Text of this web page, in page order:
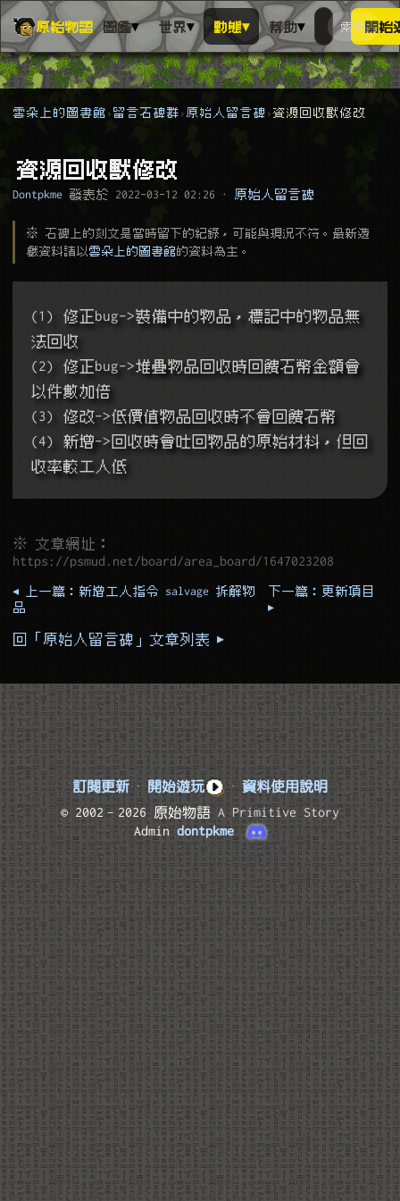
原始物語 圖鑑▾ 世界▾ 動態▾ 幫助▾
搜尋萬物
搜人物、
索引開始
雲朵上的圖書館 留言石碑群 原始人留言碑 資源回收獸修改
資源回收獸修改
Dontpkme 發表於 2022-03-12 02:26 · 原始人留言碑
※ 石碑上的刻文是當時留下的紀錄，可能與現況不符。最新遊
戲資料請以 雲朵上的圖書館的資料為主。
(1) 修正bug->裝備中的物品，標記中的物品無
法回收
(2) 修正bug->堆疊物品回收時回饋石幣金額會
以件數加倍
(3) 修改->低價值物品回收時不會回饋石幣
(4) 新增->回收時會吐回物品的原始材料，但回
收率較工人低
※ 文章網址：
https://psmud.net/board/area_board/1647023208
◂ 上一篇：新增工人指令 salvage 拆解物
品
下一篇：更新項目
▸
回「原始人留言碑」文章列表 ▸
訂閱更新 · 開始遊玩 · 資料使用說明
© 2002–2026 原始物語 A Primitive Story
Admin dontpkme